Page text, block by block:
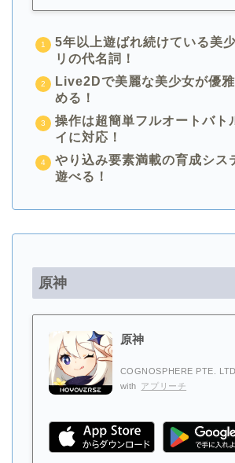
5年以上遊ばれ続けている美
リの代名詞！
Live2Dで美麗な美少女が優
める！
操作は超簡単フルオートバト
イに対応！
やり込み要素満載の育成シス
遊べる！
原神
原神
COGNOSPHERE PTE. LTD.
with アプリーチ